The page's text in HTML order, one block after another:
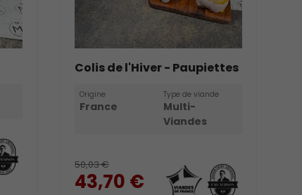
Colis de l'Hiver - Paupiettes
Origine
France
Type de viande
Multi-
Viandes
43,70 €
50,03 €